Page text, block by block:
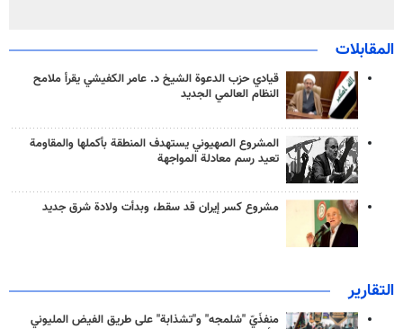
المقابلات
قيادي حزب الدعوة الشيخ د. عامر الكفيشي يقرأ ملامح
النظام العالمي الجديد
المشروع الصهيوني يستهدف المنطقة بأكملها والمقاومة
تعيد رسم معادلة المواجهة
مشروع كسر إيران قد سقط، وبدأت ولادة شرق جديد
التقارير
منفذَيّ "شلمجه" و"تشذابة" على طريق الفيض المليوني